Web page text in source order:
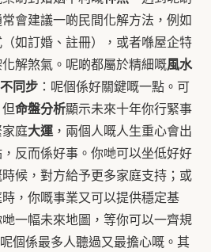
會建議一啲民間化解方法，例如
如訂婚、註冊），或者喺屋企特
解煞氣。呢啲都屬於精細嘅風水
同步 ：呢個係好關鍵嘅一點。可
命盤分析顯示未來十年你行緊事
家庭大運 ，兩個人嘅人生重心會出
反而係好事。你哋可以坐低好好
候，對方給予更多家庭支持；或
，你嘅事業又可以提供穩定基
一幅未來地圖，等你可以一齊規
呢個係最多人聽過又最擔心嘅。其